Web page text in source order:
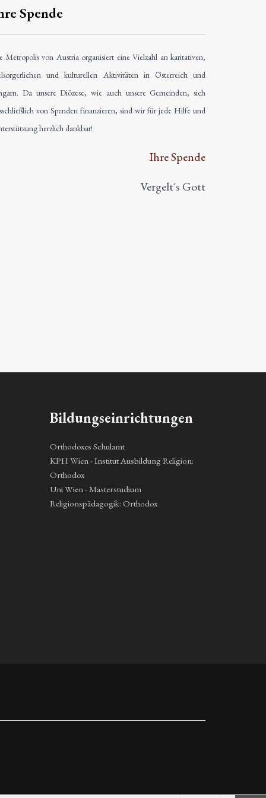
Spende
Metropolis von Austria organisiert eine Vielzahl an karitativen,
und kulturellen Aktivitäten in Österreich und
Da unsere Diözese, wie auch unsere Gemeinden, sich
von Spenden finanzieren, sind wir für jede Hilfe und
herzlich dankbar!
Ihre Spende
Vergelt´s Gott
Bildungseinrichtungen
Orthodoxes Schulamt
KPH Wien - Institut Ausbildung Religion:
Orthodox
Uni Wien - Masterstudium
Religionspädagogik: Orthodox